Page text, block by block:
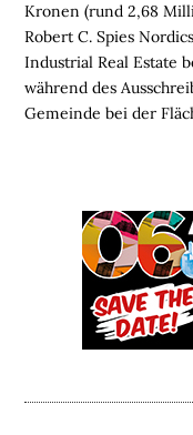
H
O
M
E
Kronen (rund 2,68
Robert C. Spies
Industrial Real Estate
während des
Gemeinde bei der